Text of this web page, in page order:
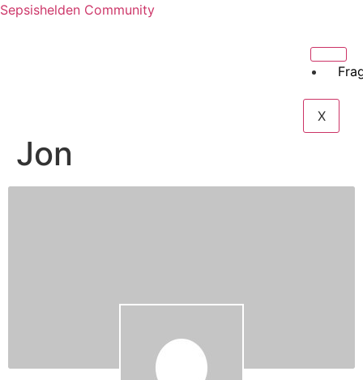
Sepsishelden Community
X
Jon